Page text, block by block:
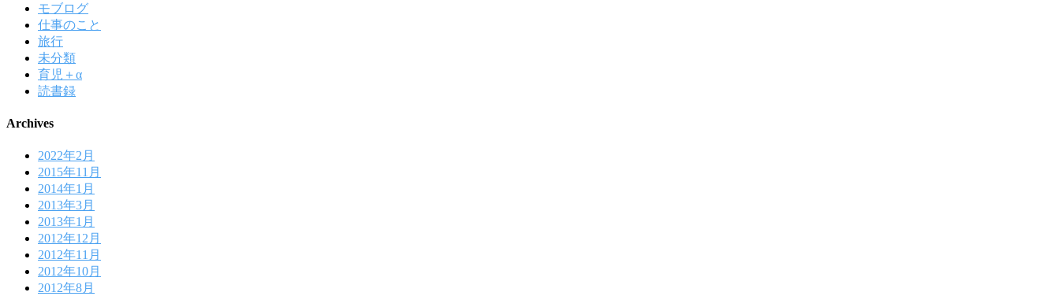
モブログ
仕事のこと
旅行
未分類
育児＋α
読書録
Archives
2022年2月
2015年11月
2014年1月
2013年3月
2013年1月
2012年12月
2012年11月
2012年10月
2012年8月